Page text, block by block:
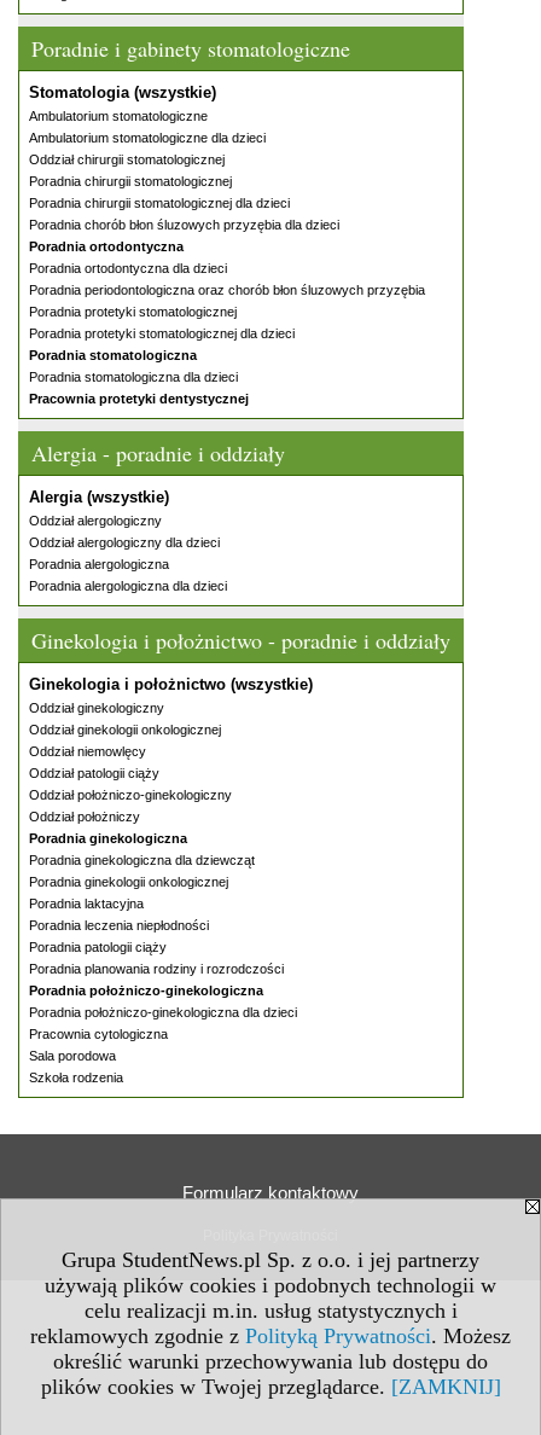
Grupa StudentNews.pl Sp. z o.o. i jej partnerzy
używają plików cookies i podobnych technologii w
celu realizacji m.in. usług statystycznych i
reklamowych zgodnie z Polityką Prywatności. Możesz
określić warunki przechowywania lub dostępu do
plików cookies w Twojej przeglądarce. [ZAMKNIJ]
Poradnie i gabinety stomatologiczne
Stomatologia (wszystkie)
Ambulatorium stomatologiczne
Ambulatorium stomatologiczne dla dzieci
Oddział chirurgii stomatologicznej
Poradnia chirurgii stomatologicznej
Poradnia chirurgii stomatologicznej dla dzieci
Poradnia chorób błon śluzowych przyzębia dla dzieci
Poradnia ortodontyczna
Poradnia ortodontyczna dla dzieci
Poradnia periodontologiczna oraz chorób błon śluzowych przyzębia
Poradnia protetyki stomatologicznej
Poradnia protetyki stomatologicznej dla dzieci
Poradnia stomatologiczna
Poradnia stomatologiczna dla dzieci
Pracownia protetyki dentystycznej
Alergia - poradnie i oddziały
Alergia (wszystkie)
Oddział alergologiczny
Oddział alergologiczny dla dzieci
Poradnia alergologiczna
Poradnia alergologiczna dla dzieci
Ginekologia i położnictwo - poradnie i oddziały
Ginekologia i położnictwo (wszystkie)
Oddział ginekologiczny
Oddział ginekologii onkologicznej
Oddział niemowlęcy
Oddział patologii ciąży
Oddział położniczo-ginekologiczny
Oddział położniczy
Poradnia ginekologiczna
Poradnia ginekologiczna dla dziewcząt
Poradnia ginekologii onkologicznej
Poradnia laktacyjna
Poradnia leczenia niepłodności
Poradnia patologii ciąży
Poradnia planowania rodziny i rozrodczości
Poradnia położniczo-ginekologiczna
Poradnia położniczo-ginekologiczna dla dzieci
Pracownia cytologiczna
Sala porodowa
Szkoła rodzenia
Formularz kontaktowy